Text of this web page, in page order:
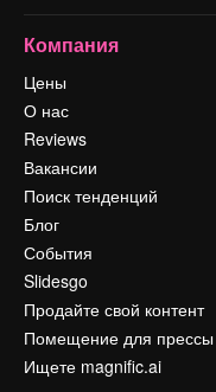
Компания
Цены
О нас
Reviews
Вакансии
Поиск тенденций
Блог
События
Slidesgo
Продайте свой контент
Помещение для прессы
Ищете magnific.ai